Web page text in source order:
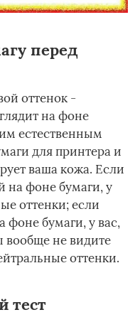
перед
оттенок -
на фоне
естественным
для принтера и
ваша кожа. Если
на фоне бумаги, у
оттенки; если
фоне бумаги, у вас,
вообще не видите
оттенки.
тест